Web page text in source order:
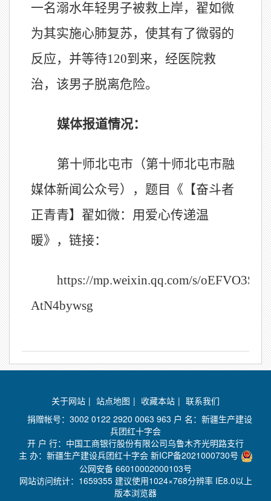
一名溺水年轻男子被救上岸，翟如微
为其实施心肺复苏，使其有了微弱的
反应，并等待120到来，经医院救
治，该男子脱离危险。
媒体报道情况：
第十师北屯市（第十师北屯市融
媒体新闻公众号），题目《【奋斗者
正青青】翟如微：用爱心传递温
暖》，链接：
https://mp.weixin.qq.com/s/
AtN4bywsg
关于网站 | 站点地图 | 收藏本站 | 联系我们
捐赠帐号：3002 0122 2920 0063 963 户 名：新疆生产建设
兵团红十字会
开 户 行：中国工商银行股份有限公司乌鲁木齐光明路支行
主 办：新疆生产建设兵团红十字会 新ICP备2021000730号
公网安备 66010002000103号
网站访问统计： 1659355 建议使用1024×768分辨率 IE8.0以上
版本浏览器